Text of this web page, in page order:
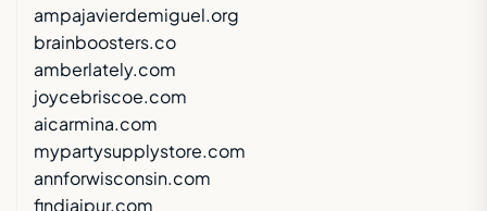
ampajavierdemiguel.org
brainboosters.co
amberlately.com
joycebriscoe.com
aicarmina.com
mypartysupplystore.com
annforwisconsin.com
findjaipur.com